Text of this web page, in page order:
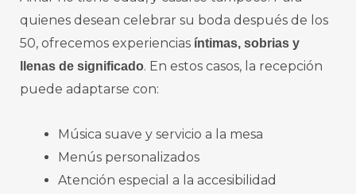
quienes desean celebrar su boda después de los
50, ofrecemos experiencias íntimas, sobrias y
llenas de significado. En estos casos, la recepción
puede adaptarse con:
Música suave y servicio a la mesa
Menús personalizados
Atención especial a la accesibilidad